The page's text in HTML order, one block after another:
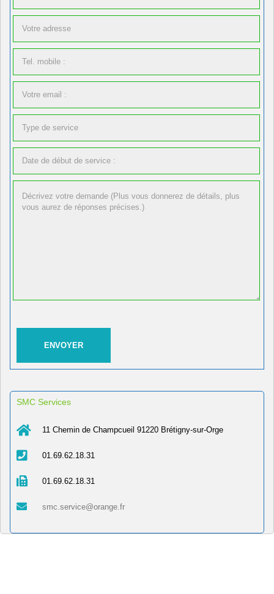
SMC Services
11 Chemin de Champcueil 91220 Brétigny-sur-Orge
01.69.62.18.31
01.69.62.18.31
smc.service@orange.fr